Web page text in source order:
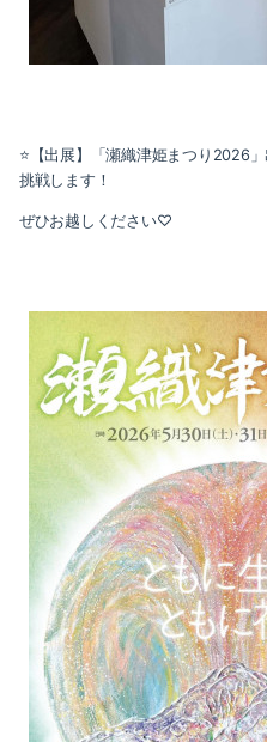
⭐️【出展】「瀬織津姫まつり2026
挑戦します！
ぜひお越しください♡